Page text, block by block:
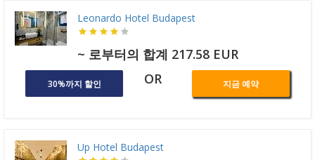
Leonardo Hotel Budapest
~ 로부터의 합계 217.58 EUR
30%까지 할인 OR 지금 예약
Up Hotel Budapest